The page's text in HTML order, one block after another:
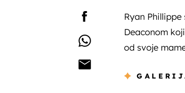
Ryan
Deaconom
od svoje